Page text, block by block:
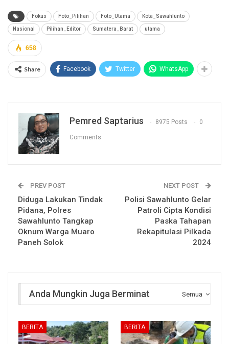
Fokus Foto_Pilihan Foto_Utama Kota_Sawahlunto
Nasional Pilihan_Editor Sumatera_Barat utama
658
Share Facebook Twitter WhatsApp
Pemred Saptarius 8975 Posts 0
Comments
PREV POST
Diduga Lakukan Tindak
Pidana, Polres
Sawahlunto Tangkap
Oknum Warga Muaro
Paneh Solok
NEXT POST
Polisi Sawahlunto Gelar
Patroli Cipta Kondisi
Paska Tahapan
Rekapitulasi Pilkada
2024
Semua
Anda Mungkin Juga Berminat
BERITA BERITA